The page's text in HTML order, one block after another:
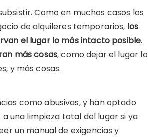
Como en muchos casos los
de alquileres temporarios, los
el lugar lo más intacto posible.
más cosas, como dejar el lugar lo
y más cosas.
como abusivas, y han optado
una limpieza total del lugar si ya
un manual de exigencias y